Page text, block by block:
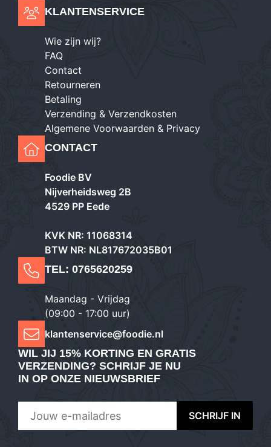
KLANTENSERVICE
Wie zijn wij?
FAQ
Contact
Retourneren
Betaling
Verzending & Verzendkosten
Algemene Voorwaarden & Privacy
CONTACT
Foodie BV
Nijverheidsweg 2B
4529 PP Eede
KVK NR: 11068314
BTW NR: NL817672035B01
TEL: 0765620259
Maandag - Vrijdag
(09:00 - 17:00 uur)
klantenservice@foodie.nl
WIL JIJ 15% KORTING EN GRATIS
VERZENDING? SCHRIJF JE NU
IN OP ONZE NIEUWSBRIEF